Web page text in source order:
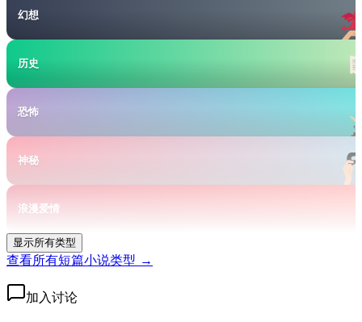
幻想
历史
恐怖
神秘
浪漫爱情
显示所有类型
查看所有短篇小说类型 →
加入讨论